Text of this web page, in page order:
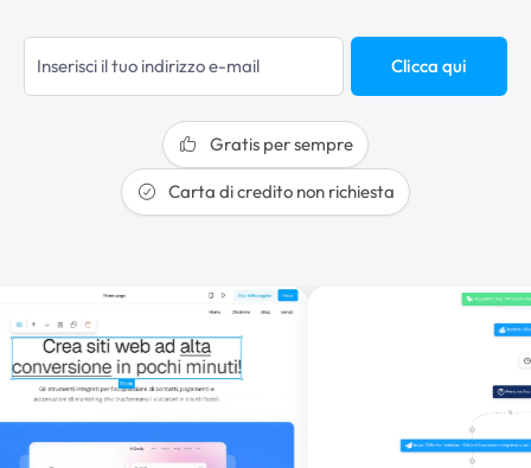
Clicca qui
Gratis per sempre
Carta di credito non richiesta